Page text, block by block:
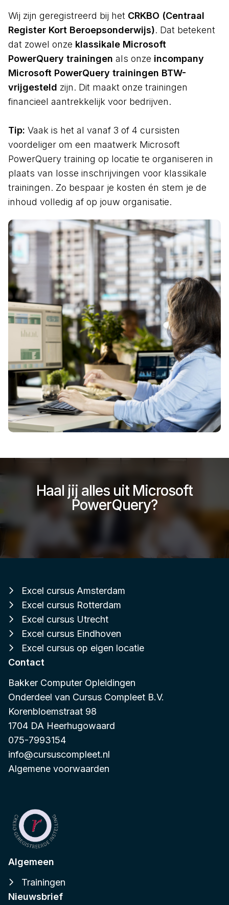
Wij zijn geregistreerd bij het CRKBO (Centraal
Register Kort Beroepsonderwijs). Dat betekent
dat zowel onze klassikale Microsoft
PowerQuery trainingen als onze incompany
Microsoft PowerQuery trainingen BTW-
vrijgesteld zijn. Dit maakt onze trainingen
financieel aantrekkelijk voor bedrijven.
Tip: Vaak is het al vanaf 3 of 4 cursisten
voordeliger om een maatwerk Microsoft
PowerQuery training op locatie te organiseren in
plaats van losse inschrijvingen voor klassikale
trainingen. Zo bespaar je kosten én stem je de
inhoud volledig af op jouw organisatie.
Haal jij alles uit Microsoft
PowerQuery?
Excel cursus Amsterdam
Excel cursus Rotterdam
Excel cursus Utrecht
Excel cursus Eindhoven
Excel cursus op eigen locatie
Contact
Bakker Computer Opleidingen
Onderdeel van Cursus Compleet B.V.
Korenbloemstraat 98
1704 DA Heerhugowaard
075-7993154
info@cursuscompleet.nl
Algemene voorwaarden
Algemeen
Trainingen
Nieuwsbrief